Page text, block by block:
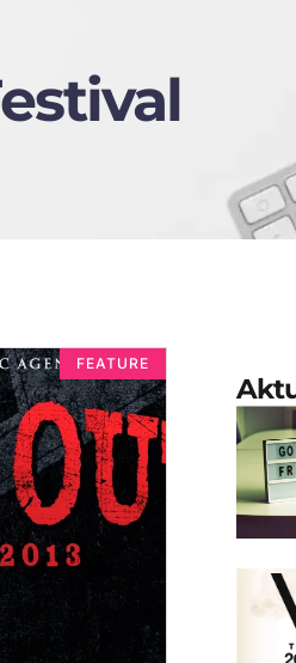
FEATURE